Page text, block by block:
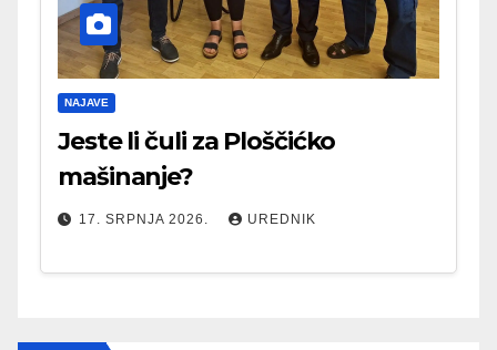
NAJAVE
Jeste li čuli za Ploščićko
mašinanje?
17. SRPNJA 2026. UREDNIK